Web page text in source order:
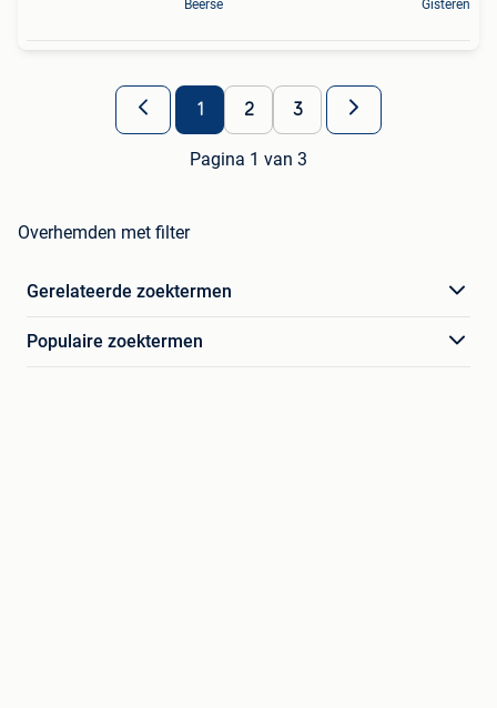
Beerse Gisteren
1 2 3
Pagina 1 van 3
Overhemden met filter
Gerelateerde zoektermen
Populaire zoektermen